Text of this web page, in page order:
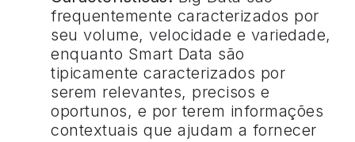
frequentemente caracterizados por
seu volume, velocidade e variedade,
enquanto Smart Data são
tipicamente caracterizados por
serem relevantes, precisos e
oportunos, e por terem informações
contextuais que ajudam a fornecer